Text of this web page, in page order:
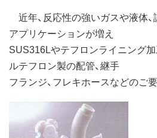
近年、反応性の強いガスや液体
アプリケーションが増え
SUS316Lやテフロンライニング
ルテフロン製の配管、継手
フランジ、フレキホースなどのご